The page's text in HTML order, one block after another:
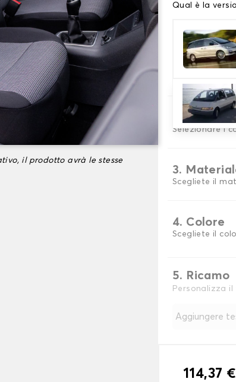
il prodotto avrà le stesse
Qual è la
2. Set di
Selezionare i
3.
Scegliete il
4. Colore
Scegliete il
5. Ricamo
Personalizza
Aggiungere
114,37 €